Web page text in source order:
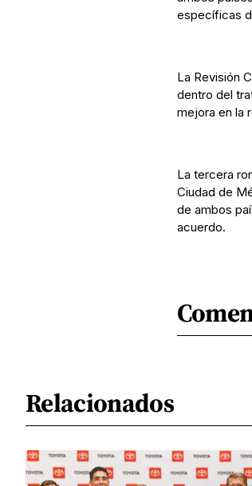
específicas
La Revisión
dentro del
mejora en la
La tercera
Ciudad de
de ambos
acuerdo.
Relacionados